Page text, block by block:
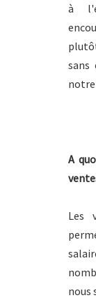
à
sans
A
Les
nous